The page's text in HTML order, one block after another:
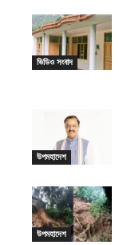
ভিডিও সংবাদ
উপমহাদেশ
উপমহাদেশ